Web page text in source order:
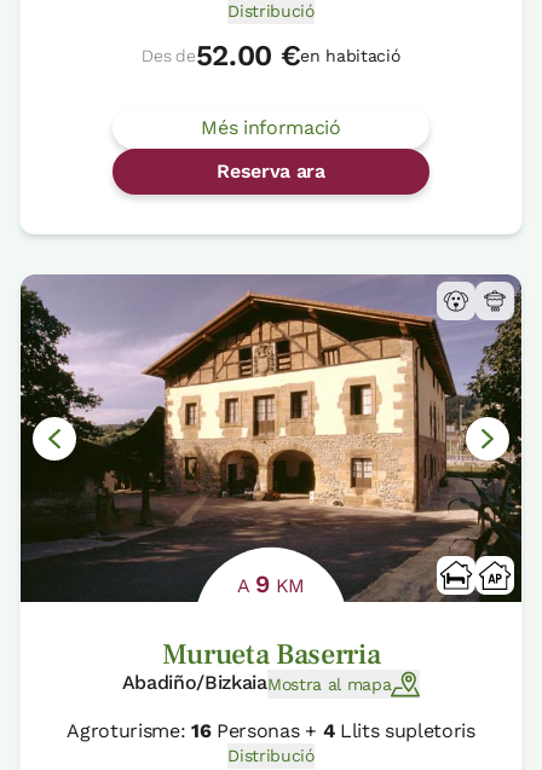
Distribució
Des de52.00 €en habitació
Més informació
Reserva ara
A 9 KM
Murueta Baserria
Abadiño/BizkaiaMostra al mapa
Agroturisme:16Personas + 4Llits supletoris
Distribució